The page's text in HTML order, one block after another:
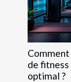
de
optimal ?